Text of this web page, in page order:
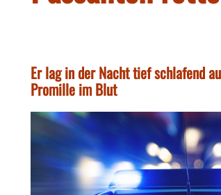
Er lag in der Nacht tief schlafend
Promille im Blut